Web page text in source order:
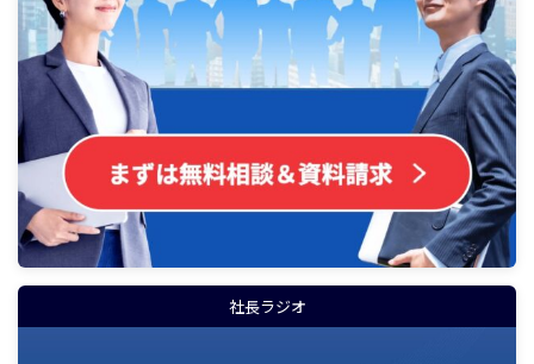
社長ラジオ